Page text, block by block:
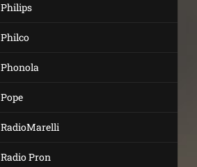
Philips
Philco
Phonola
Pope
RadioMarelli
Radio Pron